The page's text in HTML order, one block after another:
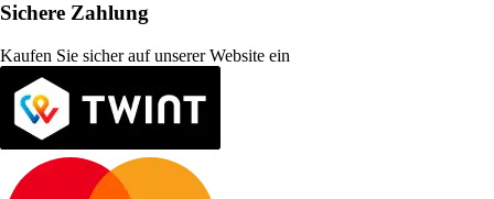
Sichere Zahlung
Kaufen Sie sicher auf unserer Website ein